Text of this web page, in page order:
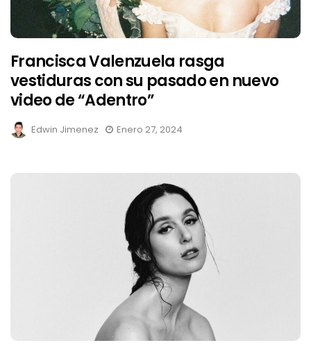
Francisca Valenzuela rasga
vestiduras con su pasado en nuevo
video de “Adentro”
Edwin Jimenez Enero 27, 2024